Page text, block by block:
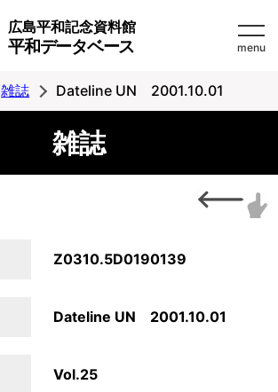
広島平和記念資料館
平和データベース menu
雑誌 Dateline UN 2001.10.01
雑誌
Z0310.5D0190139
Dateline UN 2001.10.01
Vol.25